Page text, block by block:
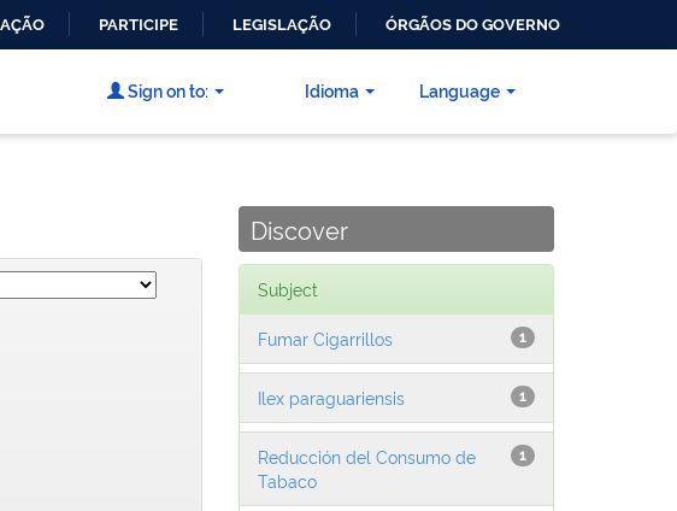
PARTICIPE LEGISLAÇÃO ÓRGÃOS DO GOVERNO
Language
Sign on to: Idioma
Discover
Subject
1
Fumar Cigarrillos
1
Ilex paraguariensis
1
Reducción del Consumo de
Tabaco